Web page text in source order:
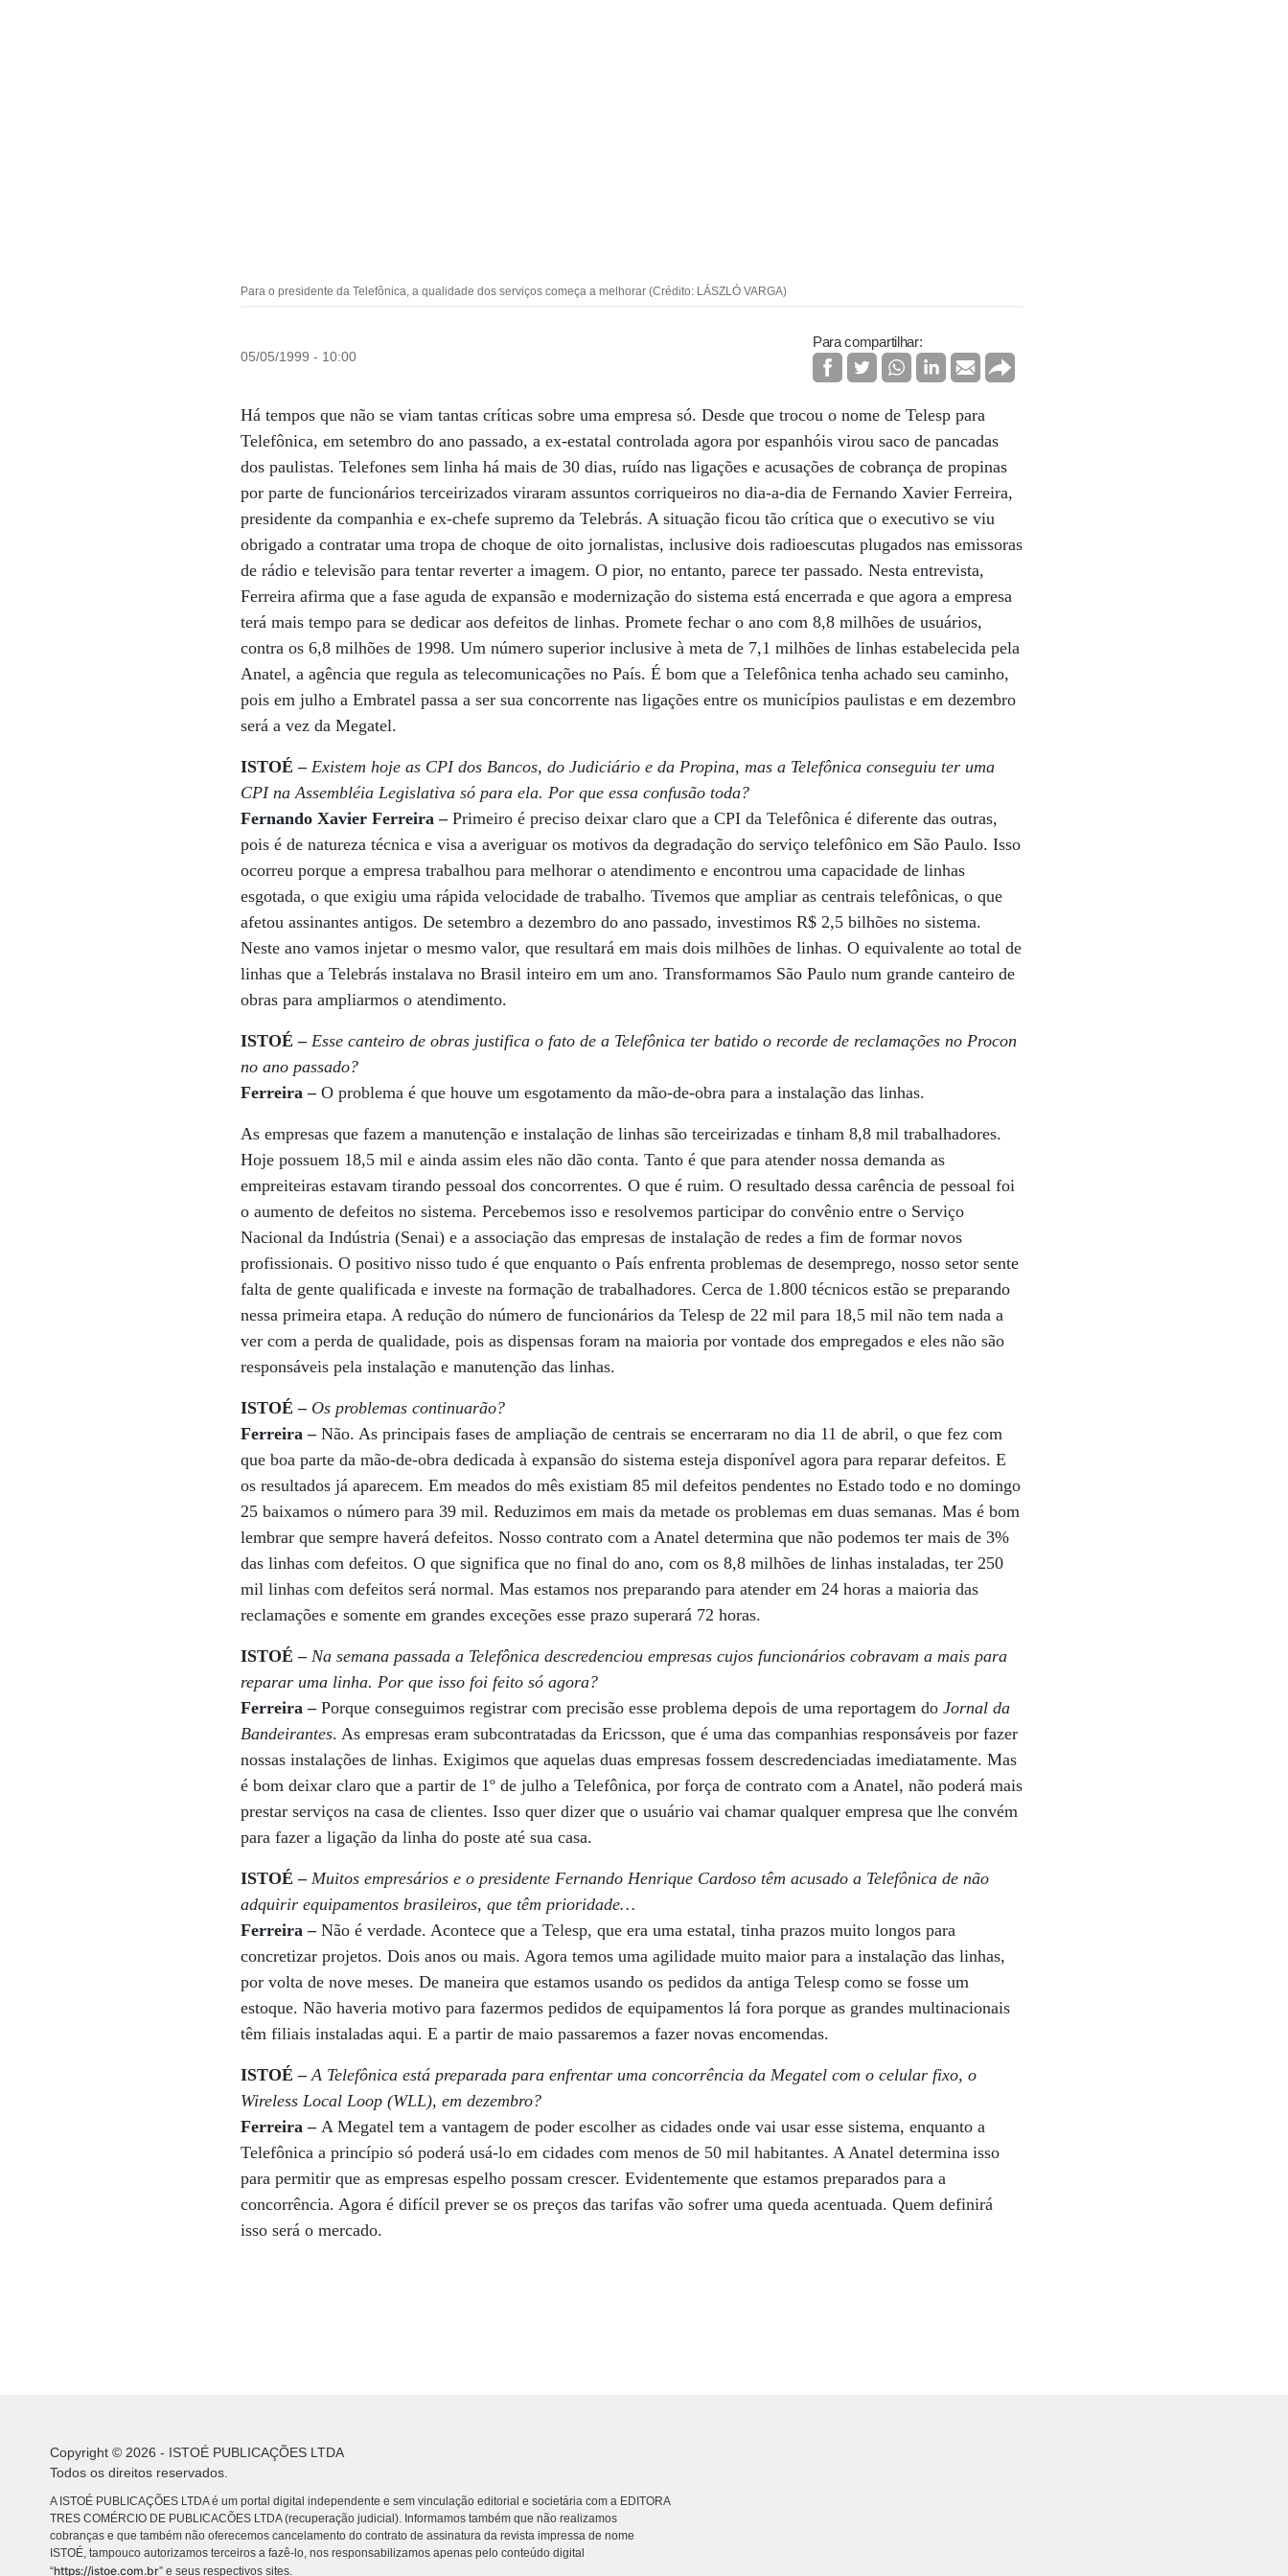
Para o presidente da Telefônica, a qualidade dos serviços começa a melhorar (Crédito: LÁSZLÓ VARGA)
05/05/1999 - 10:00
Para compartilhar:
Há tempos que não se viam tantas críticas sobre uma empresa só. Desde que trocou o nome de Telesp para
Telefônica, em setembro do ano passado, a ex-estatal controlada agora por espanhóis virou saco de pancadas
dos paulistas. Telefones sem linha há mais de 30 dias, ruído nas ligações e acusações de cobrança de propinas
por parte de funcionários terceirizados viraram assuntos corriqueiros no dia-a-dia de Fernando Xavier Ferreira,
presidente da companhia e ex-chefe supremo da Telebrás. A situação ficou tão crítica que o executivo se viu
obrigado a contratar uma tropa de choque de oito jornalistas, inclusive dois radioescutas plugados nas emissoras
de rádio e televisão para tentar reverter a imagem. O pior, no entanto, parece ter passado. Nesta entrevista,
Ferreira afirma que a fase aguda de expansão e modernização do sistema está encerrada e que agora a empresa
terá mais tempo para se dedicar aos defeitos de linhas. Promete fechar o ano com 8,8 milhões de usuários,
contra os 6,8 milhões de 1998. Um número superior inclusive à meta de 7,1 milhões de linhas estabelecida pela
Anatel, a agência que regula as telecomunicações no País. É bom que a Telefônica tenha achado seu caminho,
pois em julho a Embratel passa a ser sua concorrente nas ligações entre os municípios paulistas e em dezembro
será a vez da Megatel.
ISTOÉ –Existem hoje as CPI dos Bancos, do Judiciário e da Propina, mas a Telefônica conseguiu ter uma
CPI na Assembléia Legislativa só para ela. Por que essa confusão toda?
Fernando Xavier Ferreira –Primeiro é preciso deixar claro que a CPI da Telefônica é diferente das outras,
pois é de natureza técnica e visa a averiguar os motivos da degradação do serviço telefônico em São Paulo. Isso
ocorreu porque a empresa trabalhou para melhorar o atendimento e encontrou uma capacidade de linhas
esgotada, o que exigiu uma rápida velocidade de trabalho. Tivemos que ampliar as centrais telefônicas, o que
afetou assinantes antigos. De setembro a dezembro do ano passado, investimos R$ 2,5 bilhões no sistema.
Neste ano vamos injetar o mesmo valor, que resultará em mais dois milhões de linhas. O equivalente ao total de
linhas que a Telebrás instalava no Brasil inteiro em um ano. Transformamos São Paulo num grande canteiro de
obras para ampliarmos o atendimento.
ISTOÉ –Esse canteiro de obras justifica o fato de a Telefônica ter batido o recorde de reclamações no Procon
no ano passado?
Ferreira –O problema é que houve um esgotamento da mão-de-obra para a instalação das linhas.
As empresas que fazem a manutenção e instalação de linhas são terceirizadas e tinham 8,8 mil trabalhadores.
Hoje possuem 18,5 mil e ainda assim eles não dão conta. Tanto é que para atender nossa demanda as
empreiteiras estavam tirando pessoal dos concorrentes. O que é ruim. O resultado dessa carência de pessoal foi
o aumento de defeitos no sistema. Percebemos isso e resolvemos participar do convênio entre o Serviço
Nacional da Indústria (Senai) e a associação das empresas de instalação de redes a fim de formar novos
profissionais. O positivo nisso tudo é que enquanto o País enfrenta problemas de desemprego, nosso setor sente
falta de gente qualificada e investe na formação de trabalhadores. Cerca de 1.800 técnicos estão se preparando
nessa primeira etapa. A redução do número de funcionários da Telesp de 22 mil para 18,5 mil não tem nada a
ver com a perda de qualidade, pois as dispensas foram na maioria por vontade dos empregados e eles não são
responsáveis pela instalação e manutenção das linhas.
ISTOÉ – Os problemas continuarão?
Ferreira –Não. As principais fases de ampliação de centrais se encerraram no dia 11 de abril, o que fez com
que boa parte da mão-de-obra dedicada à expansão do sistema esteja disponível agora para reparar defeitos. E
os resultados já aparecem. Em meados do mês existiam 85 mil defeitos pendentes no Estado todo e no domingo
25 baixamos o número para 39 mil. Reduzimos em mais da metade os problemas em duas semanas. Mas é bom
lembrar que sempre haverá defeitos. Nosso contrato com a Anatel determina que não podemos ter mais de 3%
das linhas com defeitos. O que significa que no final do ano, com os 8,8 milhões de linhas instaladas, ter 250
mil linhas com defeitos será normal. Mas estamos nos preparando para atender em 24 horas a maioria das
reclamações e somente em grandes exceções esse prazo superará 72 horas.
ISTOÉ –Na semana passada a Telefônica descredenciou empresas cujos funcionários cobravam a mais para
reparar uma linha. Por que isso foi feito só agora?
Ferreira –Porque conseguimos registrar com precisão esse problema depois de uma reportagem doJornal da
Bandeirantes. As empresas eram subcontratadas da Ericsson, que é uma das companhias responsáveis por fazer
nossas instalações de linhas. Exigimos que aquelas duas empresas fossem descredenciadas imediatamente. Mas
é bom deixar claro que a partir de 1º de julho a Telefônica, por força de contrato com a Anatel, não poderá mais
prestar serviços na casa de clientes. Isso quer dizer que o usuário vai chamar qualquer empresa que lhe convém
para fazer a ligação da linha do poste até sua casa.
ISTOÉ –Muitos empresários e o presidente Fernando Henrique Cardoso têm acusado a Telefônica de não
adquirir equipamentos brasileiros, que têm prioridade…
Ferreira –Não é verdade. Acontece que a Telesp, que era uma estatal, tinha prazos muito longos para
concretizar projetos. Dois anos ou mais. Agora temos uma agilidade muito maior para a instalação das linhas,
por volta de nove meses. De maneira que estamos usando os pedidos da antiga Telesp como se fosse um
estoque. Não haveria motivo para fazermos pedidos de equipamentos lá fora porque as grandes multinacionais
têm filiais instaladas aqui. E a partir de maio passaremos a fazer novas encomendas.
ISTOÉ –A Telefônica está preparada para enfrentar uma concorrência da Megatel com o celular fixo, o
Wireless Local Loop (WLL), em dezembro?
Ferreira –A Megatel tem a vantagem de poder escolher as cidades onde vai usar esse sistema, enquanto a
Telefônica a princípio só poderá usá-lo em cidades com menos de 50 mil habitantes. A Anatel determina isso
para permitir que as empresas espelho possam crescer. Evidentemente que estamos preparados para a
concorrência. Agora é difícil prever se os preços das tarifas vão sofrer uma queda acentuada. Quem definirá
isso será o mercado.
Copyright © 2026 - ISTOÉ PUBLICAÇÕES LTDA
Todos os direitos reservados.
A ISTOÉ PUBLICAÇÕES LTDA é um portal digital independente e sem vinculação editorial e societária com a EDITORA
TRES COMÉRCIO DE PUBLICACÕES LTDA (recuperação judicial). Informamos também que não realizamos
cobranças e que também não oferecemos cancelamento do contrato de assinatura da revista impressa de nome
ISTOÉ, tampouco autorizamos terceiros a fazê-lo, nos responsabilizamos apenas pelo conteúdo digital
“https://istoe.com.br” e seus respectivos sites.